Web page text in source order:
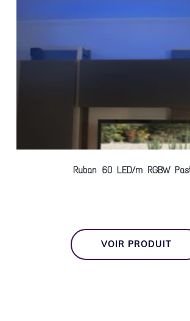
Ruban 60 LED/m RGBW
VOIR PRODUIT